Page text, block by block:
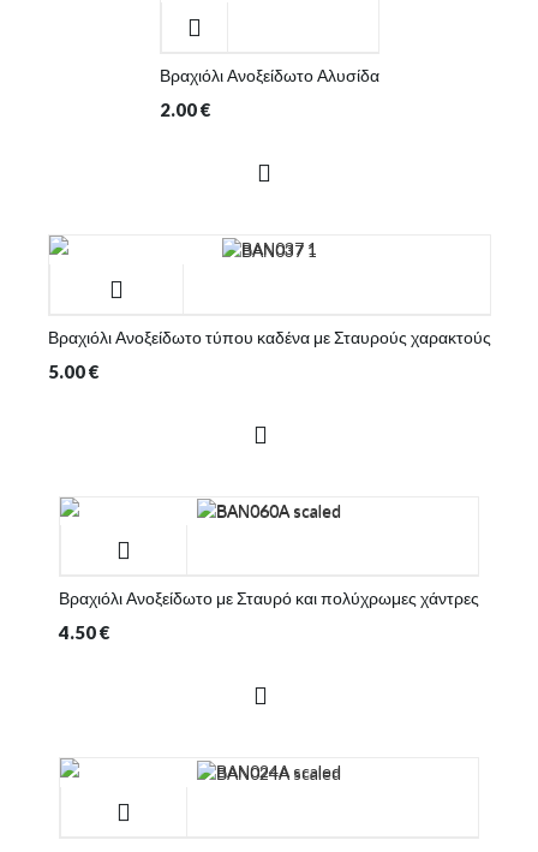
Βραχιόλι Ανοξείδωτο Αλυσίδα
2.00€
Βραχιόλι Ανοξείδωτο τύπου καδένα με Σταυρούς χαρακτούς
5.00€
Βραχιόλι Ανοξείδωτο με Σταυρό και πολύχρωμες χάντρες
4.50€